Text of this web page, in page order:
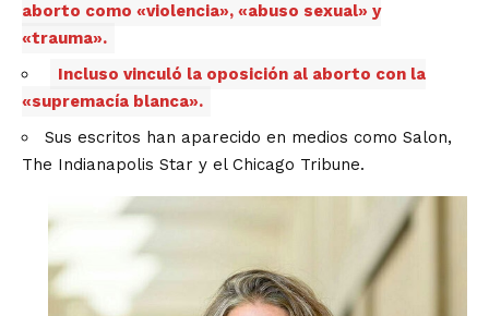
aborto como «violencia», «abuso sexual» y
«trauma».
Incluso vinculó la oposición al aborto con la
«supremacía blanca».
Sus escritos han aparecido en medios como Salon,
The Indianapolis Star y el Chicago Tribune.